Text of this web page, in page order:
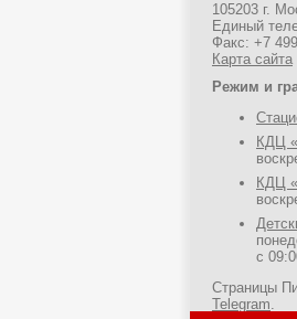
105203 г.
Единый
Факс: +7
Карта сайта
Режим и
КДЦ
КДЦ
с
Страницы
Telegram